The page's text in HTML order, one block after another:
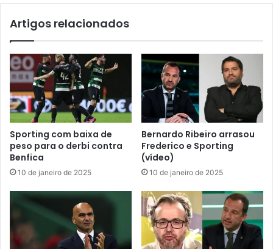
Artigos relacionados
Sporting com baixa de
peso para o derbi contra
Benfica
10 de janeiro de 2025
Bernardo Ribeiro arrasou
Frederico e Sporting
(vídeo)
10 de janeiro de 2025